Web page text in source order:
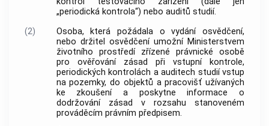
„periodická kontrola“) nebo auditů studií.
(2)
Osoba, která požádala o vydání osvědčení,
nebo držitel osvědčení umožní Ministerstvem
životního prostředí zřízené právnické osobě
pro ověřování zásad při vstupní kontrole,
periodických kontrolách a auditech studií vstup
na pozemky, do objektů a pracovišť užívaných
ke zkoušení a poskytne informace o
dodržování zásad v rozsahu stanoveném
prováděcím právním předpisem.